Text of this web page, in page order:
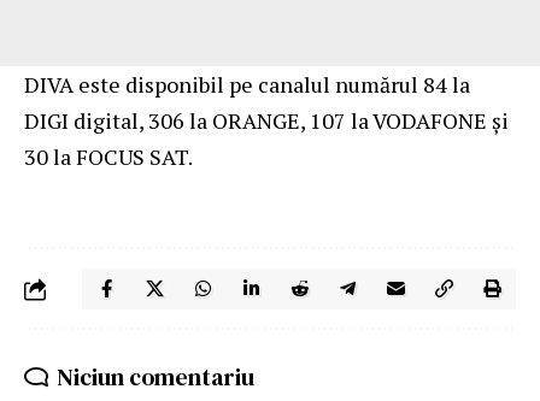
DIVA este disponibil pe canalul numărul 84 la
DIGI digital, 306 la ORANGE, 107 la VODAFONE și
30 la FOCUS SAT.
Niciun comentariu